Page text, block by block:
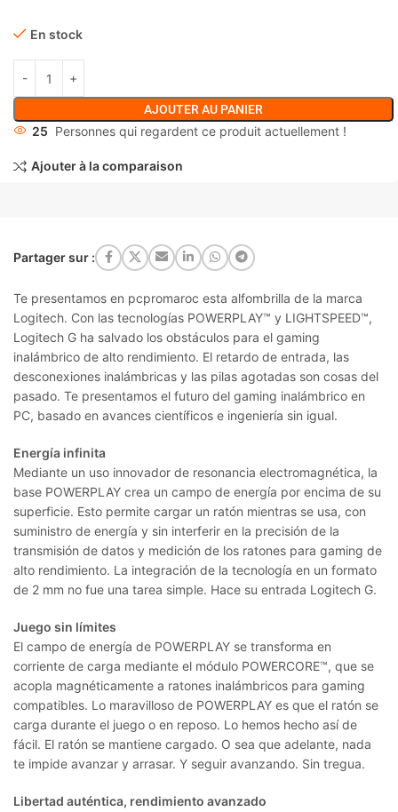
En stock
AJOUTER AU PANIER
25 Personnes qui regardent ce produit actuellement !
Ajouter à la comparaison
Partager sur :
Te presentamos en pcpromaroc esta alfombrilla de la marca
Logitech. Con las tecnologías POWERPLAY™ y LIGHTSPEED™,
Logitech G ha salvado los obstáculos para el gaming
inalámbrico de alto rendimiento. El retardo de entrada, las
desconexiones inalámbricas y las pilas agotadas son cosas del
pasado. Te presentamos el futuro del gaming inalámbrico en
PC, basado en avances científicos e ingeniería sin igual.
Energía infinita
Mediante un uso innovador de resonancia electromagnética, la
base POWERPLAY crea un campo de energía por encima de su
superficie. Esto permite cargar un ratón mientras se usa, con
suministro de energía y sin interferir en la precisión de la
transmisión de datos y medición de los ratones para gaming de
alto rendimiento. La integración de la tecnología en un formato
de 2 mm no fue una tarea simple. Hace su entrada Logitech G.
Juego sin límites
El campo de energía de POWERPLAY se transforma en
corriente de carga mediante el módulo POWERCORE™, que se
acopla magnéticamente a ratones inalámbricos para gaming
compatibles. Lo maravilloso de POWERPLAY es que el ratón se
carga durante el juego o en reposo. Lo hemos hecho así de
fácil. El ratón se mantiene cargado. O sea que adelante, nada
te impide avanzar y arrasar. Y seguir avanzando. Sin tregua.
Libertad auténtica, rendimiento avanzado